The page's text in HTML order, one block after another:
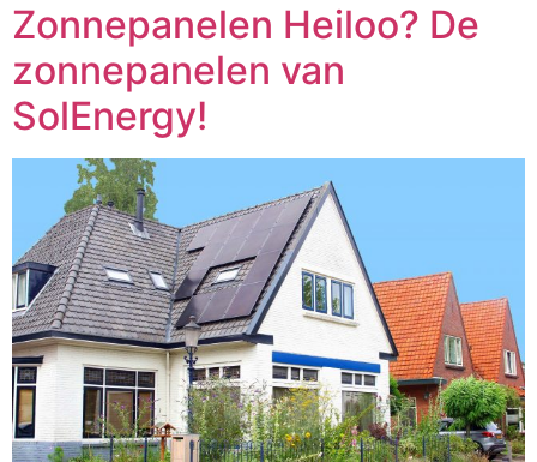
Zonnepanelen Heiloo? De
zonnepanelen van
SolEnergy!